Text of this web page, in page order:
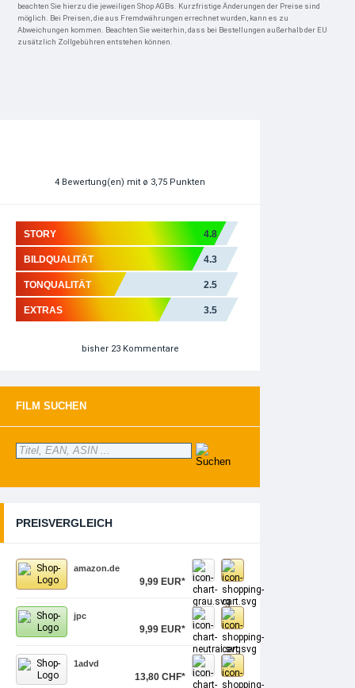
beachten Sie hierzu die jeweiligen Shop AGBs. Kurzfristige Änderungen der Preise sind
möglich. Bei Preisen, die aus Fremdwährungen errechnet wurden, kann es zu
Abweichungen kommen. Beachten Sie weiterhin, dass bei Bestellungen außerhalb der EU
zusätzlich Zollgebühren entstehen können.
4 Bewertung(en) mit ø 3,75 Punkten
STORY 4.8
BILDQUALITÄT 4.3
TONQUALITÄT 2.5
EXTRAS 3.5
bisher 23 Kommentare
FILM SUCHEN
PREISVERGLEICH
amazon.de
9,99 EUR*
jpc
9,99 EUR*
1advd
13,80 CHF*